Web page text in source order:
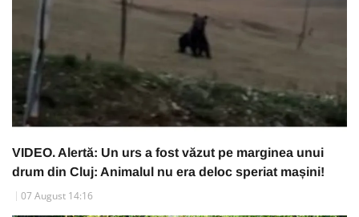
VIDEO. Alertă: Un urs a fost văzut pe marginea unui
drum din Cluj: Animalul nu era deloc speriat mașini!
07 August 14:16